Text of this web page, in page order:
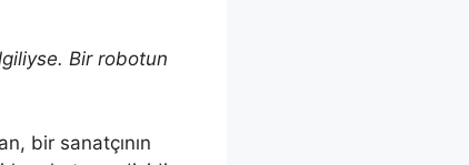
Bir robotun
bir sanatçının